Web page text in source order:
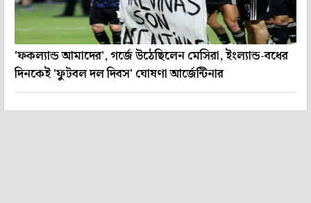
'ফকল্যান্ড আমাদের', গর্জে উঠেছিলেন মেসিরা, ইংল্যান্ড-বধের
দিনকেই 'ফুটবল দল দিবস' ঘোষণা আর্জেন্টিনার